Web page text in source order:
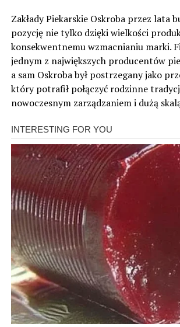
Zakłady Piekarskie Oskroba przez lata
pozycję nie tylko dzięki wielkości
konsekwentnemu wzmacnianiu marki.
jednym z największych producentów
a sam Oskroba był postrzegany jako
który potrafił połączyć rodzinne
nowoczesnym zarządzaniem i dużą